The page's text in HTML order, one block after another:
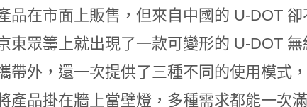
品在市面上販售，但來自中國的 U-DOT
東眾籌上就出現了一款可變形的 U-DOT
帶外，還一次提供了三種不同的使用模式
產品掛在牆上當壁燈，多種需求都能一次滿